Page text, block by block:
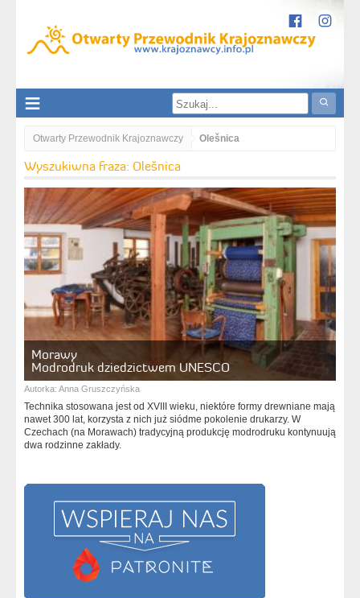
Otwarty Przewodnik Krajoznawczy Olešnica
Wyszukiwna fraza: Olešnica
Morawy
Modrodruk dziedzictwem UNESCO
Autorka: Anna Gruszczyńska
Technika stosowana jest od XVIII wieku, niektóre formy drewniane mają
nawet 300 lat, korzysta z nich już siódme pokolenie drukarzy. W
Czechach (na Morawach) tradycyjną produkcję modrodruku kontynuują
dwa rodzinne zakłady.